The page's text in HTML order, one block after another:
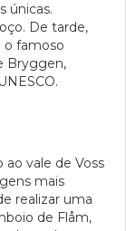
únicas.
De tarde,
o famoso
Bryggen,
vale de Voss
mais
realizar uma
de Flåm,